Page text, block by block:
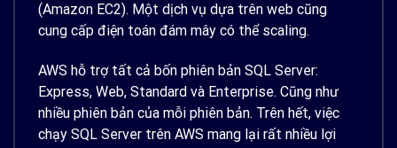
(Amazon EC2). Một dịch vụ dựa trên web cũng
cung cấp điện toán đám mây có thể scaling.
AWS hỗ trợ tất cả bốn phiên bản SQL Server:
Express, Web, Standard và Enterprise. Cũng như
nhiều phiên bản của mỗi phiên bản. Trên hết, việc
chạy SQL Server trên AWS mang lại rất nhiều lợi